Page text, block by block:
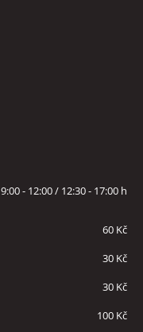
9:00 - 12:00 / 12:30 - 17:00 h
60 Kč
30 Kč
30 Kč
100 Kč